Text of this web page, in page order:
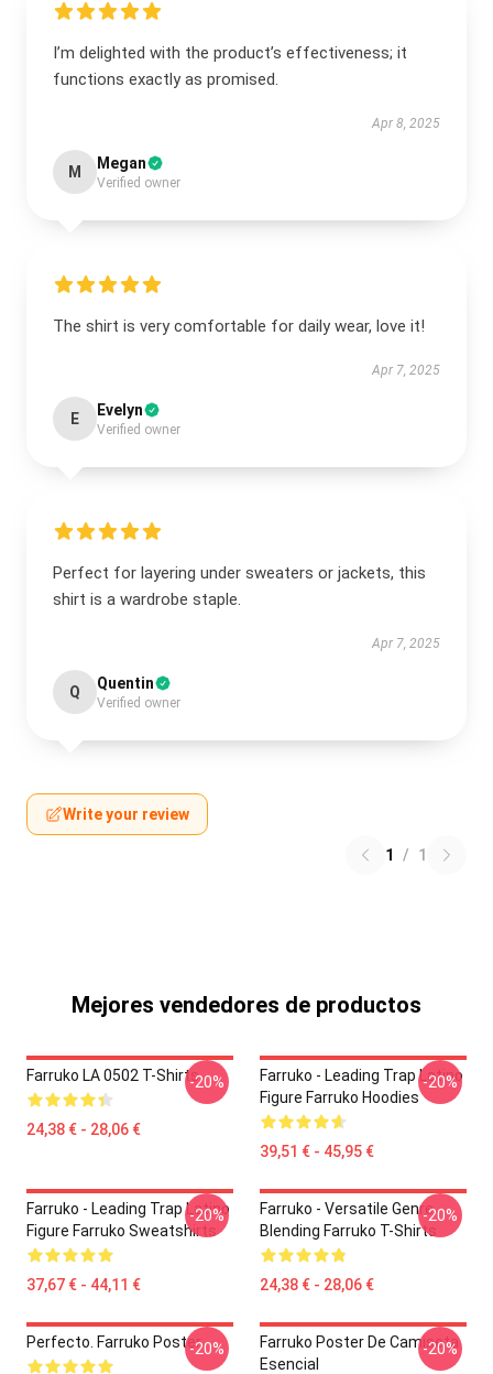
I’m delighted with the product’s effectiveness; it
functions exactly as promised.
Apr 8, 2025
M Megan
Verified owner
The shirt is very comfortable for daily wear, love it!
Apr 7, 2025
E Evelyn
Verified owner
Perfect for layering under sweaters or jackets, this
shirt is a wardrobe staple.
Apr 7, 2025
Q Quentin
Verified owner
Write your review
1 / 1
Mejores vendedores de productos
Farruko LA 0502 T-Shirts
24,38 € - 28,06 €
-20%
Farruko - Leading Trap Latino
Figure Farruko Hoodies
39,51 € - 45,95 €
-20%
Farruko - Leading Trap Latino
Figure Farruko Sweatshirts
37,67 € - 44,11 €
-20%
Farruko - Versatile Genre
Blending Farruko T-Shirts
24,38 € - 28,06 €
-20%
Perfecto. Farruko Poster-20%
Farruko Poster De Camiseta
Esencial
-20%